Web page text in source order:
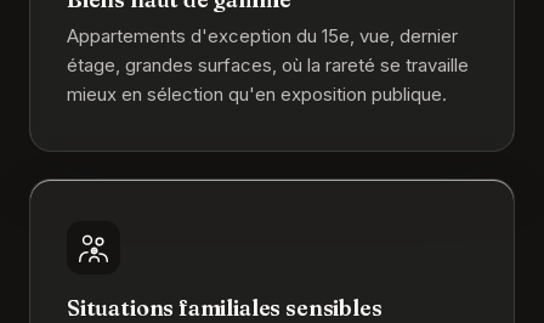
Appartements d'exception du 15e, vue, dernier
étage, grandes surfaces, où la rareté se travaille
mieux en sélection qu'en exposition publique.
Situations familiales sensibles